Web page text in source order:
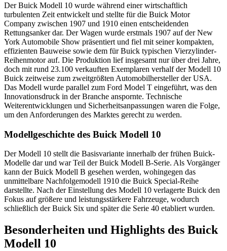
Der Buick Modell 10 wurde während einer wirtschaftlich
turbulenten Zeit entwickelt und stellte für die Buick Motor
Company zwischen 1907 und 1910 einen entscheidenden
Rettungsanker dar. Der Wagen wurde erstmals 1907 auf der New
York Automobile Show präsentiert und fiel mit seiner kompakten,
effizienten Bauweise sowie dem für Buick typischen Vierzylinder-
Reihenmotor auf. Die Produktion lief insgesamt nur über drei Jahre,
doch mit rund 23.100 verkauften Exemplaren verhalf der Modell 10
Buick zeitweise zum zweitgrößten Automobilhersteller der USA.
Das Modell wurde parallel zum Ford Model T eingeführt, was den
Innovationsdruck in der Branche anspornte. Technische
Weiterentwicklungen und Sicherheitsanpassungen waren die Folge,
um den Anforderungen des Marktes gerecht zu werden.
Modellgeschichte des Buick Modell 10
Der Modell 10 stellt die Basisvariante innerhalb der frühen Buick-
Modelle dar und war Teil der Buick Modell B-Serie. Als Vorgänger
kann der Buick Modell B gesehen werden, wohingegen das
unmittelbare Nachfolgemodell 1910 die Buick Special-Reihe
darstellte. Nach der Einstellung des Modell 10 verlagerte Buick den
Fokus auf größere und leistungsstärkere Fahrzeuge, wodurch
schließlich der Buick Six und später die Serie 40 etabliert wurden.
Besonderheiten und Highlights des Buick
Modell 10